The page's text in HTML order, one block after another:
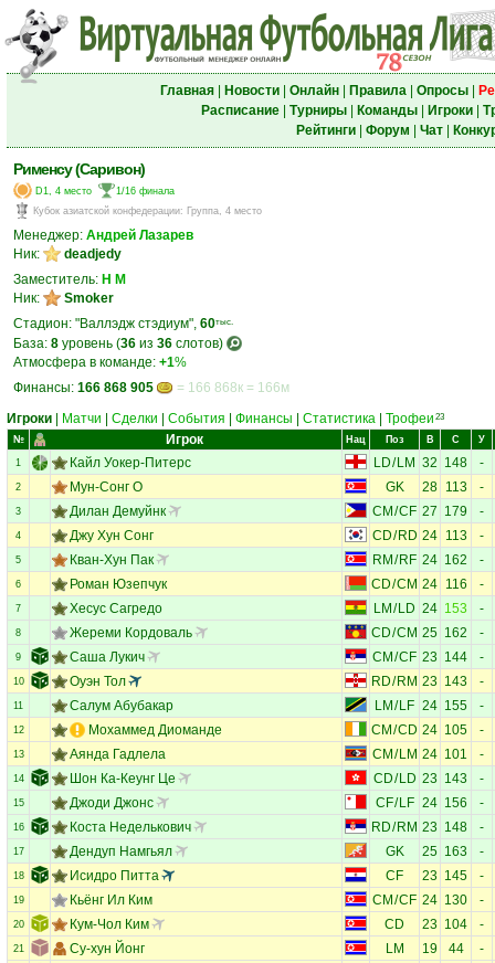
Главная| Новости| Онлайн| Правила| Опросы|
Расписание| Турниры| Команды| Игроки|
Рейтинги| Форум Чат|
Рименсу (Саривон)
D1, 4 место
1/16 финала
Кубок азиатской конфедерации: Группа, 4 место
Менеджер: Андрей Лазарев
Ник:
deadjedy
Заместитель: Н М
Ник:
Smoker
Стадион: "Валлэдж стэдиум", 60тыс.
База: 8 уровень (36 из 36 слотов)
Атмосфера в команде: +1%
Финансы: 166 868 905
= 166 868к = 166м
Игроки
Матчи Сделки События Финансы Статистика Трофеи 23
№ Игрок Нац Поз В С У
1 Кайл Уокер-Питерс LD/ LM 32 148 -
2 Мун-Сонг О GK 28 113 -
3 Дилан Демуйнк CM /CF 27 179 -
4 Джу Хун Сонг CD/RD 24 113 -
5 Кван-Хун Пак RM / RF 24 162 -
6 Роман Юзепчук CD/CM 24 116 -
7 Хесус Сагредо LM / LD 24 153 -
8 Жереми Кордоваль CD/CM 25 162 -
9 Саша Лукич CM /CF 23 144 -
10 Оуэн Тол RD/ RM 23 143 -
11 Салум Абубакар LM / LF 24 155 -
12 Мохаммед Диоманде CM /CD 24 105 -
13 Аянда Гадлела CM /LM 24 101 -
14 Шон Ка-Кеунг Це CD/LD 23 143 -
15 Джоди Джонс CF/LF 24 156 -
16 Коста Неделькович RD/ RM 23 148 -
17 Дендуп Намгьял GK 25 163 -
18 Исидро Питта CF 23 145 -
19 Кьёнг Ил Ким CM /CF 24 130 -
20 Кум-Чол Ким CD 23 104 -
21 Су-хун Йонг LM 19 44 -